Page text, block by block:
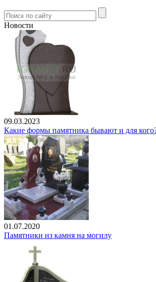
Новости
09.03.2023
Какие формы памятника бывают и для
01.07.2020
Памятники из камня на могилу